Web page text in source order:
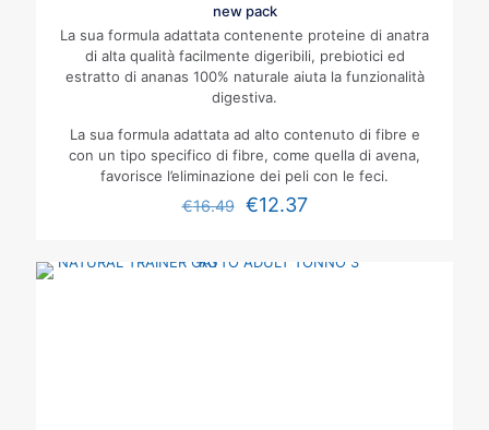
new pack
La sua formula adattata contenente proteine di anatra
di alta qualità facilmente digeribili, prebiotici ed
estratto di ananas 100% naturale aiuta la funzionalità
digestiva.
La sua formula adattata ad alto contenuto di fibre e
con un tipo specifico di fibre, come quella di avena,
favorisce l’eliminazione dei peli con le feci.
€16.49 €12.37